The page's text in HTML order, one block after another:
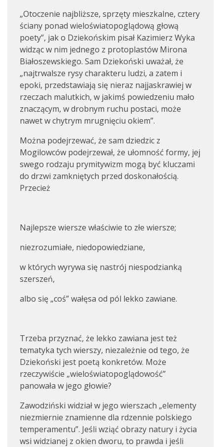
„Otoczenie najbliższe, sprzęty mieszkalne, cztery
ściany ponad wieloświatopoglądową głową
poety”, jak o Dziekońskim pisał Kazimierz Wyka
widząc w nim jednego z protoplastów Mirona
Białoszewskiego. Sam Dziekoński uważał, że
„najtrwalsze rysy charakteru ludzi, a zatem i
epoki, przedstawiają się nieraz najjaskrawiej w
rzeczach malutkich, w jakimś powiedzeniu mało
znaczącym, w drobnym ruchu postaci, może
nawet w chytrym mrugnięciu okiem”.
Można podejrzewać, że sam dziedzic z
Mogilowców podejrzewał, że ułomność formy, jej
swego rodzaju prymitywizm mogą być kluczami
do drzwi zamkniętych przed doskonałością.
Przecież
Najlepsze wiersze właściwie to złe wiersze;
niezrozumiałe, niedopowiedziane,
w których wyrywa się nastrój niespodzianką
szerszeń,
albo się „coś” wałęsa od pól lekko zawiane.
Trzeba przyznać, że lekko zawiana jest też
tematyka tych wierszy, niezależnie od tego, że
Dziekoński jest poetą konkretów. Może
rzeczywiście „wieloświatopoglądowość”
panowała w jego głowie?
Zawodziński widział w jego wierszach „elementy
niezmiernie znamienne dla rdzennie polskiego
temperamentu”. Jeśli wziąć obrazy natury i życia
wsi widzianej z okien dworu, to prawda i jeśli